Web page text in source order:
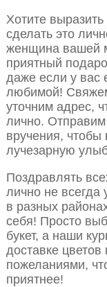
Хотите выразить
сделать это
женщина вашей
приятный
даже если у вас
любимой!
уточним адрес,
лично. Отправим
вручения, чтобы
лучезарную
Поздравлять
лично не всегда
в разных
себя! Просто
букет, а наши
доставке
пожеланиями,
приятнее!